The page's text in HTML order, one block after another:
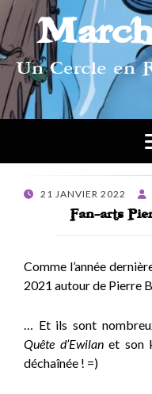
Un Cercle en
POSTED
21 JANVIER 2022
Fan-arts
Comme l’année
2021 autour de Pierre
… Et ils sont
Quête d’Ewilanet son
déchaînée ! =)